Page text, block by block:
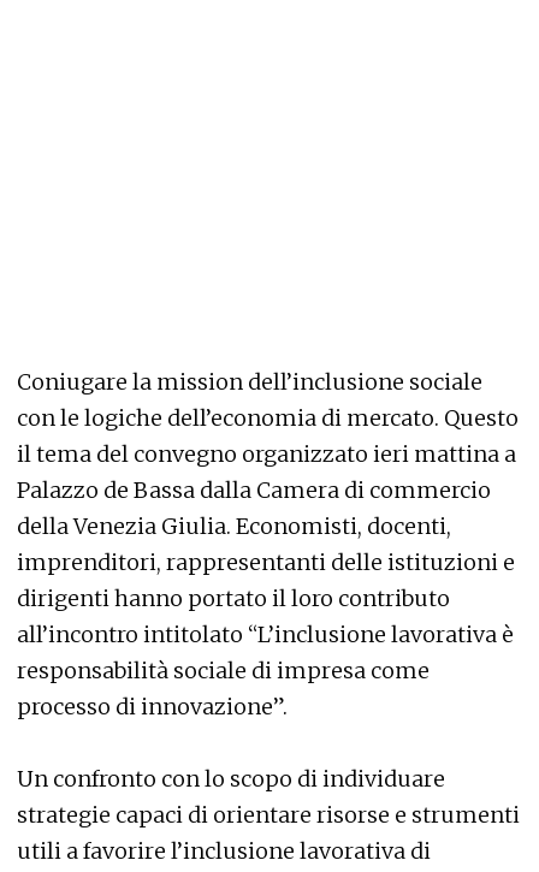
Coniugare la mission dell’inclusione sociale
con le logiche dell’economia di mercato. Questo
il tema del convegno organizzato ieri mattina a
Palazzo de Bassa dalla Camera di commercio
della Venezia Giulia. Economisti, docenti,
imprenditori, rappresentanti delle istituzioni e
dirigenti hanno portato il loro contributo
all’incontro intitolato “L’inclusione lavorativa è
responsabilità sociale di impresa come
processo di innovazione”.
Un confronto con lo scopo di individuare
strategie capaci di orientare risorse e strumenti
utili a favorire l’inclusione lavorativa di